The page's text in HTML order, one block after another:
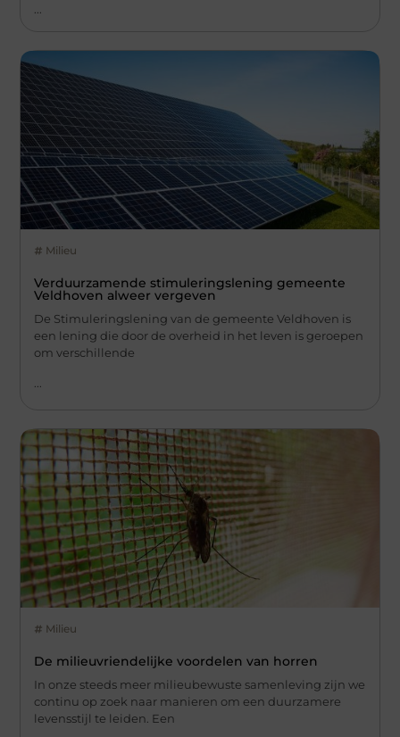
Milieu
Verduurzamende stimuleringslening gemeente
Veldhoven alweer vergeven
De Stimuleringslening van de gemeente Veldhoven is
een lening die door de overheid in het leven is geroepen
om verschillende
Milieu
De milieuvriendelijke voordelen van horren
In onze steeds meer milieubewuste samenleving zijn we
continu op zoek naar manieren om een duurzamere
levensstijl te leiden. Een